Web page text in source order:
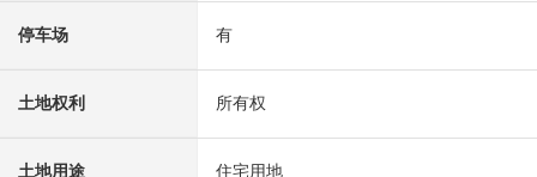
停车场 有
土地权利 所有权
土地用途 住宅用地